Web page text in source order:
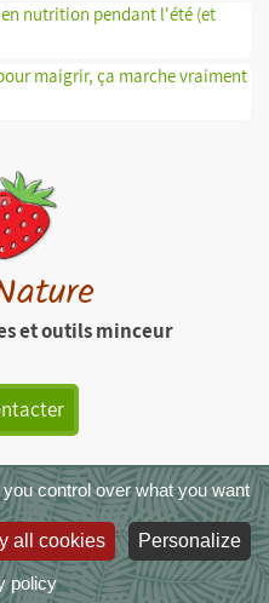
en nutrition pendant l'été (et
maigrir, ça marche vraiment
et outils minceur
Mentions légales|CGU|CGVS|
control over what you want
all cookies Personalize
policy